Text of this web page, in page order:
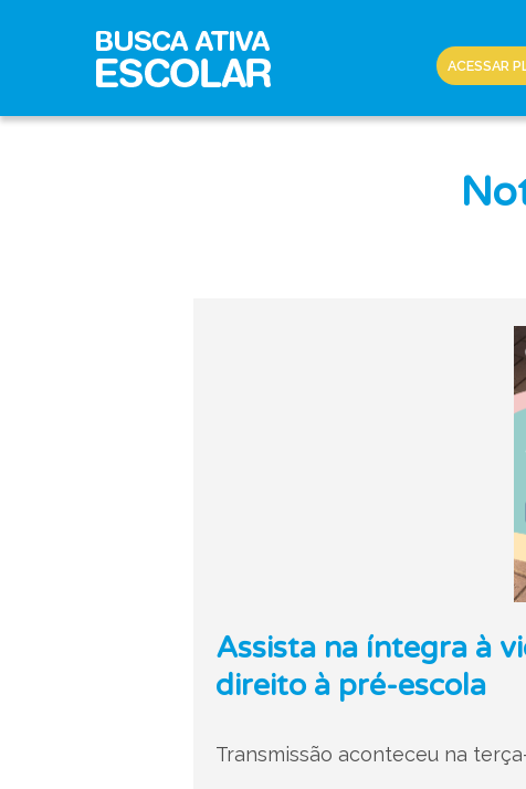
ACESSAR
Assista na íntegra à
direito à pré-escola
Transmissão aconteceu na